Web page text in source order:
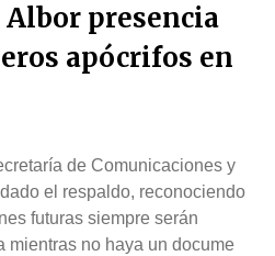
presencia
apócrifos en
de Comunicaciones y
el respaldo, reconociendo
futuras siempre serán
mientras no haya un docume